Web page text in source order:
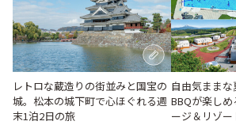
レトロな蔵造りの街並みと国宝の
城。松本の城下町で心ほぐれる週
末1泊2日の旅
自由気まま
BBQが楽し
ージ＆リゾー